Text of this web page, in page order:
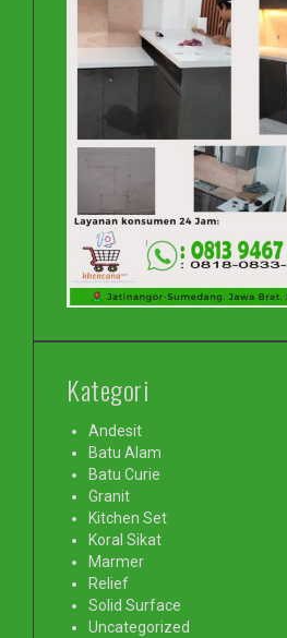
Kategori
Andesit
Batu Alam
Batu Curie
Granit
Kitchen Set
Koral Sikat
Marmer
Relief
Solid Surface
Uncategorized